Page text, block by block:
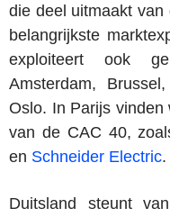
die deel uitmaakt
belangrijkste
exploiteert ook
Amsterdam,
Oslo. In Parijs
van de CAC 40,
en Schneider Electric.
Duitsland steunt